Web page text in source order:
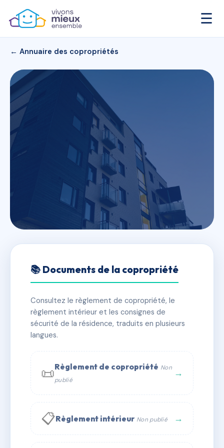
☰
← Annuaire des copropriétés
COPROPRIETE "15 PLACE
JEAN JAURES"- LE MUY
83490
📍 15 pl jean jaures 83490 Le Muy
✓ Immatriculée
📞 Contacter Syndic Digital 💬 WhatsApp
✉ Email
📚 Documents de la copropriété
Consultez le règlement de copropriété, le
règlement intérieur et les consignes de
sécurité de la résidence, traduits en plusieurs
langues.
📜Règlement de copropriété Non
publié
→
📋Règlement intérieur Non publié →